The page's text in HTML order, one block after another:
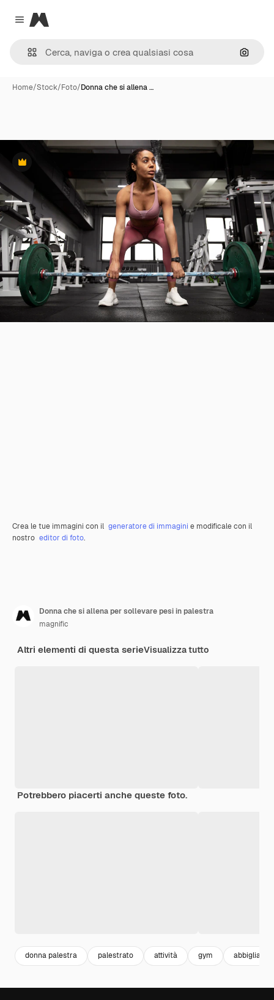
Close menu
Magnific
Cerca
Home/Stock/Foto/Donna che si allena …
Premium
Crea le tue immagini con il generatore di immagini e modificale con il
nostro editor di foto.
Donna che si allena per sollevare pesi in palestra
magnific
Altri elementi di questa serieVisualizza tutto
Potrebbero piacerti anche queste foto.
donna palestra palestrato attività gym